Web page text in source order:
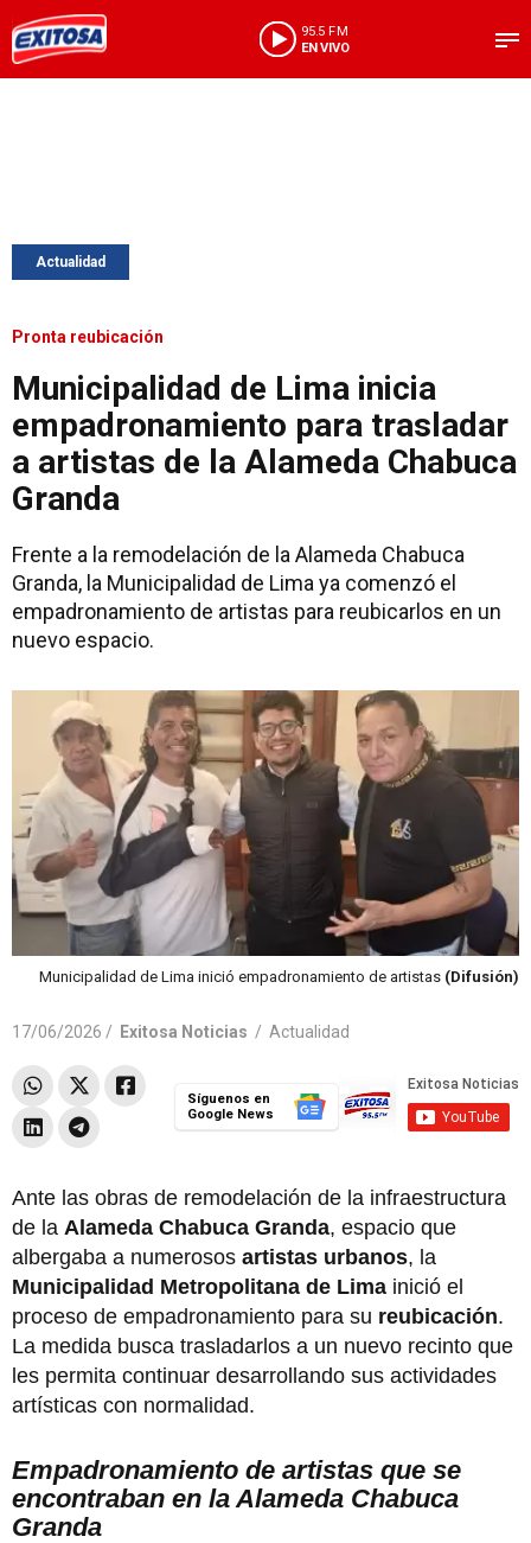
95.5 FM
EN VIVO
Actualidad
Pronta reubicación
Municipalidad de Lima inicia
empadronamiento para trasladar
a artistas de la Alameda Chabuca
Granda
Frente a la remodelación de la Alameda Chabuca
Granda, la Municipalidad de Lima ya comenzó el
empadronamiento de artistas para reubicarlos en un
nuevo espacio.
Municipalidad de Lima inició empadronamiento de artistas (Difusión)
17/06/2026 / Exitosa Noticias / Actualidad
Síguenos en
Google News
Ante las obras de remodelación de la infraestructura
de la Alameda Chabuca Granda, espacio que
albergaba a numerosos artistas urbanos, la
Municipalidad Metropolitana de Lima inició el
proceso de empadronamiento para su reubicación.
La medida busca trasladarlos a un nuevo recinto que
les permita continuar desarrollando sus actividades
artísticas con normalidad.
Empadronamiento de artistas que se
encontraban en la Alameda Chabuca
Granda